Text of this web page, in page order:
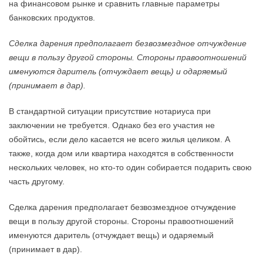
на финансовом рынке и сравнить главные параметры
банковских продуктов.
Сделка дарения предполагает безвозмездное отчуждение
вещи в пользу другой стороны. Стороны правоотношений
именуются даритель (отчуждает вещь) и одаряемый
(принимает в дар).
В стандартной ситуации присутствие нотариуса при
заключении не требуется. Однако без его участия не
обойтись, если дело касается не всего жилья целиком. А
также, когда дом или квартира находятся в собственности
нескольких человек, но кто-то один собирается подарить свою
часть другому.
Сделка дарения предполагает безвозмездное отчуждение
вещи в пользу другой стороны. Стороны правоотношений
именуются даритель (отчуждает вещь) и одаряемый
(принимает в дар).